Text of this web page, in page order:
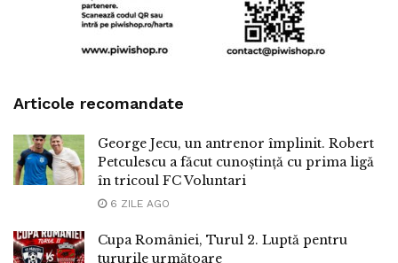
Articole recomandate
George Jecu, un antrenor împlinit. Robert
Petculescu a făcut cunoștință cu prima ligă
în tricoul FC Voluntari
6 ZILE AGO
Cupa României, Turul 2. Luptă pentru
tururile următoare